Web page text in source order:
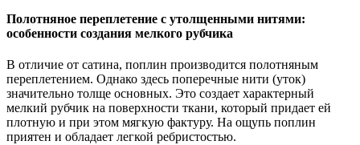
Полотняное переплетение с утолщенными нитями:
особенности создания мелкого рубчика
В отличие от сатина, поплин производится полотняным
переплетением. Однако здесь поперечные нити (уток)
значительно толще основных. Это создает характерный
мелкий рубчик на поверхности ткани, который придает ей
плотную и при этом мягкую фактуру. На ощупь поплин
приятен и обладает легкой ребристостью.